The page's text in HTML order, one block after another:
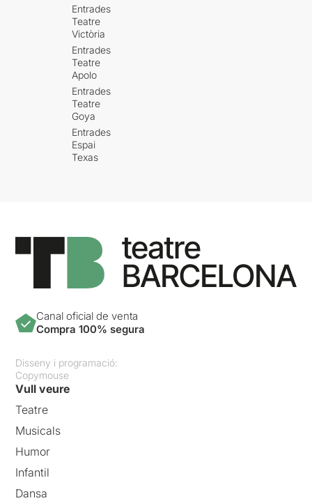
Entrades
Teatre
Victòria
Entrades
Teatre
Apolo
Entrades
Teatre
Goya
Entrades
Espai
Texas
Canal oficial de venta
Compra 100% segura
Disseny i programació:
Copymouse
Vull veure
Teatre
Musicals
Humor
Infantil
Dansa